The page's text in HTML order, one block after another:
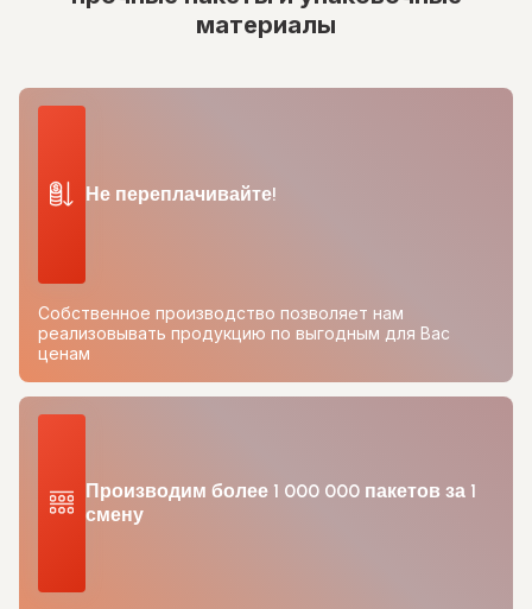
материалы
Не переплачивайте!
Собственное производство позволяет нам
реализовывать продукцию по выгодным для Вас
ценам
Производим более 1 000 000 пакетов за 1
смену